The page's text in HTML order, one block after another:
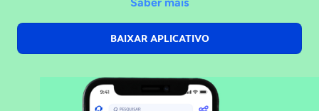
BAIXAR APLICATIVO